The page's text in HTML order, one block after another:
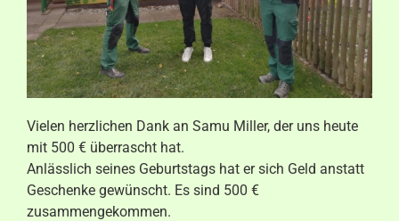
Aktuelles
Kontakt
Vielen herzlichen Dank an Samu Miller, der uns heute
mit 500 € überrascht hat.
Anlässlich seines Geburtstags hat er sich Geld anstatt
Geschenke gewünscht. Es sind 500 €
zusammengekommen.